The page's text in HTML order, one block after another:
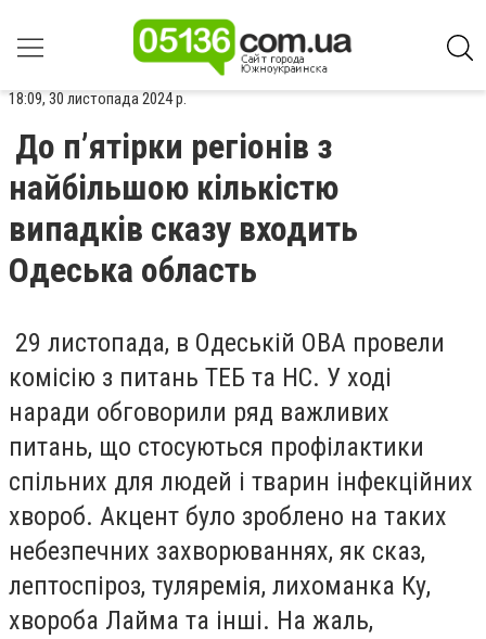
18:09, 30 листопада 2024 р.
До п’ятірки регіонів з
найбільшою кількістю
випадків сказу входить
Одеська область
29 листопада, в Одеській ОВА провели
комісію з питань ТЕБ та НС. У ході
наради обговорили ряд важливих
питань, що стосуються профілактики
спільних для людей і тварин інфекційних
хвороб. Акцент було зроблено на таких
небезпечних захворюваннях, як сказ,
лептоспіроз, туляремія, лихоманка Ку,
хвороба Лайма та інші. На жаль,